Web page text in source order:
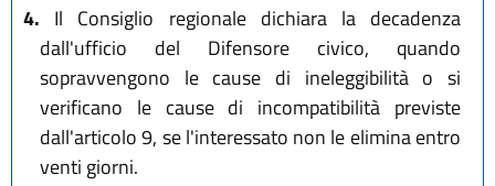
4. Il Consiglio regionale dichiara la decadenza
dall'ufficio del Difensore civico, quando
sopravvengono le cause di ineleggibilità o si
verificano le cause di incompatibilità previste
dall'articolo 9, se l'interessato non le elimina entro
venti giorni.